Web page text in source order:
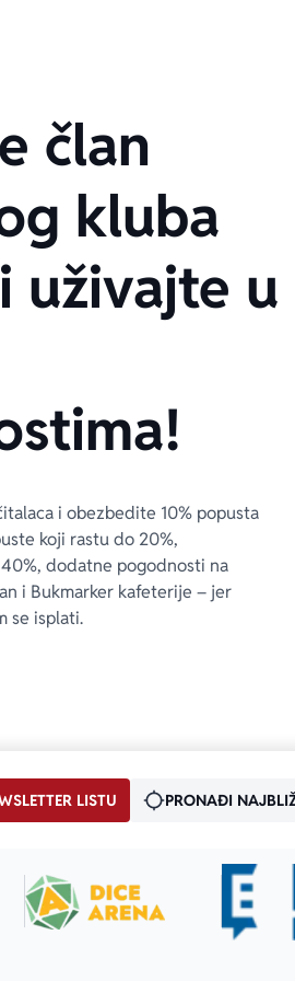
član
kluba
uživajte u
i obezbedite 10% popusta
koji rastu do 20%,
dodatne pogodnosti na
i Bukmarker kafeterije – jer
se isplati.
LISTU PRONAĐI